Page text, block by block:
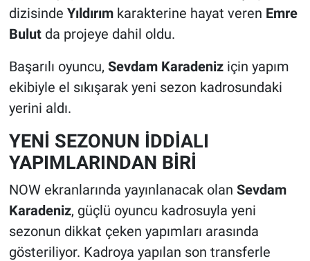
dizisinde Yıldırımkarakterine hayat veren Emre
Bulutda projeye dahil oldu.
Başarılı oyuncu, Sevdam Karadeniziçin yapım
ekibiyle el sıkışarak yeni sezon kadrosundaki
yerini aldı.
YENİ SEZONUN İDDİALI
YAPIMLARINDAN BİRİ
NOW ekranlarında yayınlanacak olan Sevdam
Karadeniz, güçlü oyuncu kadrosuyla yeni
sezonun dikkat çeken yapımları arasında
gösteriliyor. Kadroya yapılan son transferle